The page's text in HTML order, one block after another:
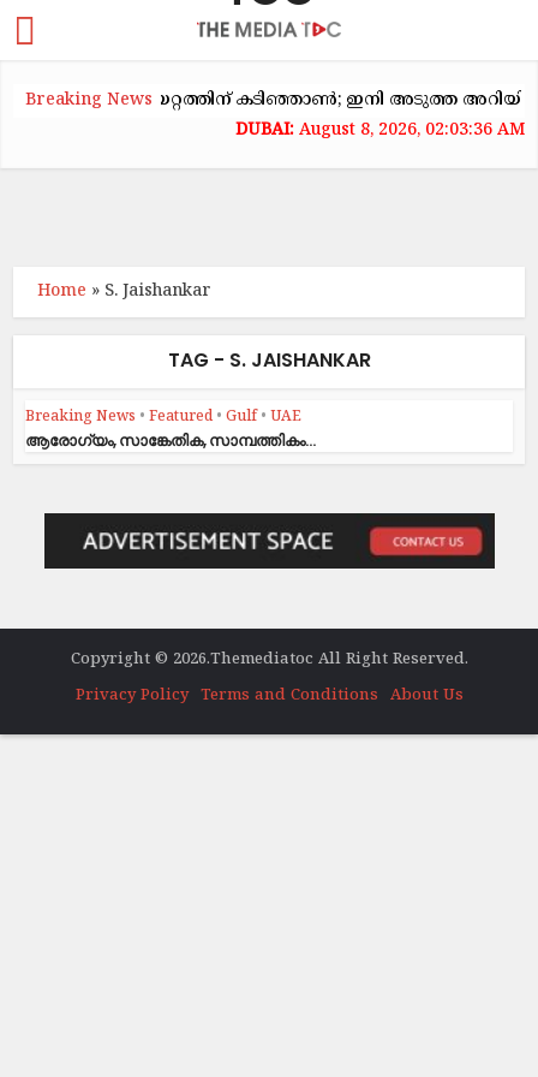
Breaking News
വാടകക്കയറ്റത്തിന് കടിഞ്ഞാൺ; ഇനി അടുത്ത അറിയിപ്പ്
August 8, 2026, 02:03:36 AM
Home » S. Jaishankar
TAG - S. JAISHANKAR
Breaking News • Featured • Gulf • UAE
ആ​രോ​ഗ്യം, സാ​ങ്കേ​തി​ക, സാ​മ്പ​ത്തി​കം...
Copyright © 2026.Themediatoc All Right Reserved.
Privacy Policy
Terms and Conditions About Us